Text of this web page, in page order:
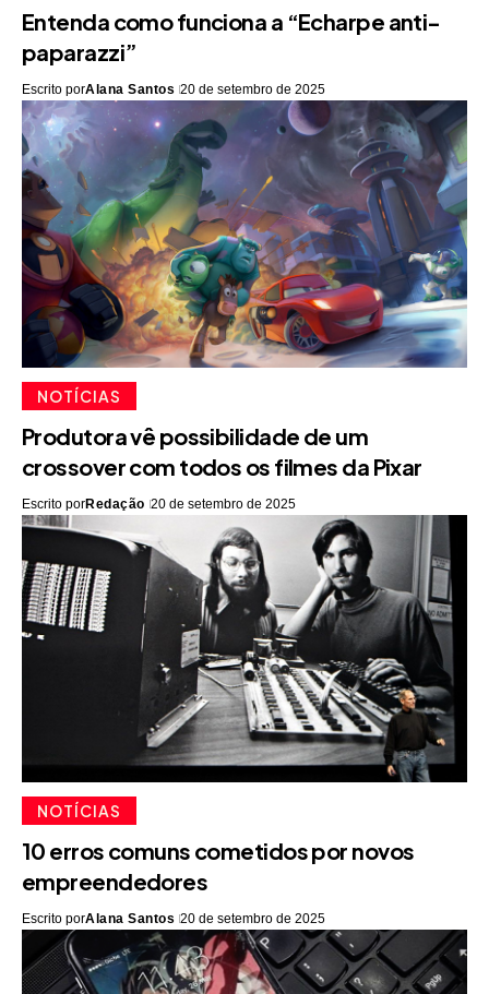
Entenda como funciona a “Echarpe anti-
paparazzi”
Escrito porAlana Santos 20 de setembro de 2025
NOTÍCIAS
Produtora vê possibilidade de um
crossover com todos os filmes da Pixar
Escrito porRedação 20 de setembro de 2025
NOTÍCIAS
10 erros comuns cometidos por novos
empreendedores
Escrito porAlana Santos 20 de setembro de 2025